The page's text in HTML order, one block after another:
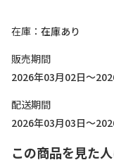
在庫
在庫あり
販売期間
2026年03月02日～
配送期間
2026年03月03日～
この商品を見た